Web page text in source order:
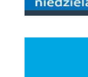
Standardy